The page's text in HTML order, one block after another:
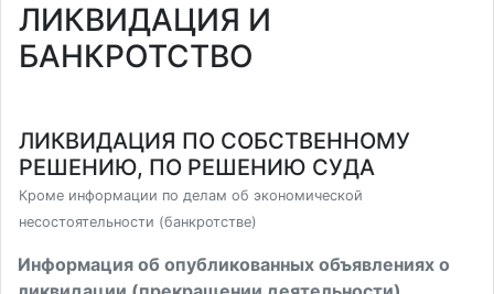
ЛИКВИДАЦИЯ И
БАНКРОТСТВО
ЛИКВИДАЦИЯ ПО СОБСТВЕННОМУ
РЕШЕНИЮ, ПО РЕШЕНИЮ СУДА
Кроме информации по делам об экономической
несостоятельности (банкротстве)
Информация об опубликованных объявлениях о